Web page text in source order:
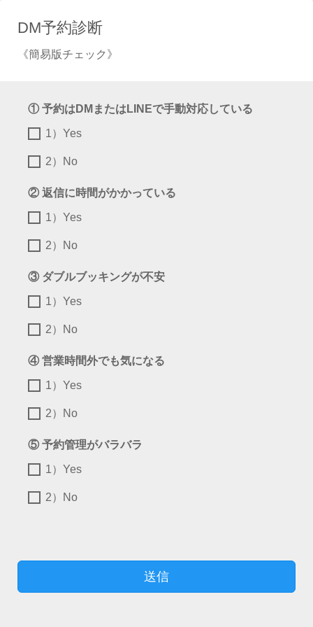
DM予約診断
《簡易版チェック》
① 予約はDMまたはLINEで手動対応している
1）Yes
2）No
② 返信に時間がかかっている
1）Yes
2）No
③ ダブルブッキングが不安
1）Yes
2）No
④ 営業時間外でも気になる
1）Yes
2）No
⑤ 予約管理がバラバラ
1）Yes
2）No
送信